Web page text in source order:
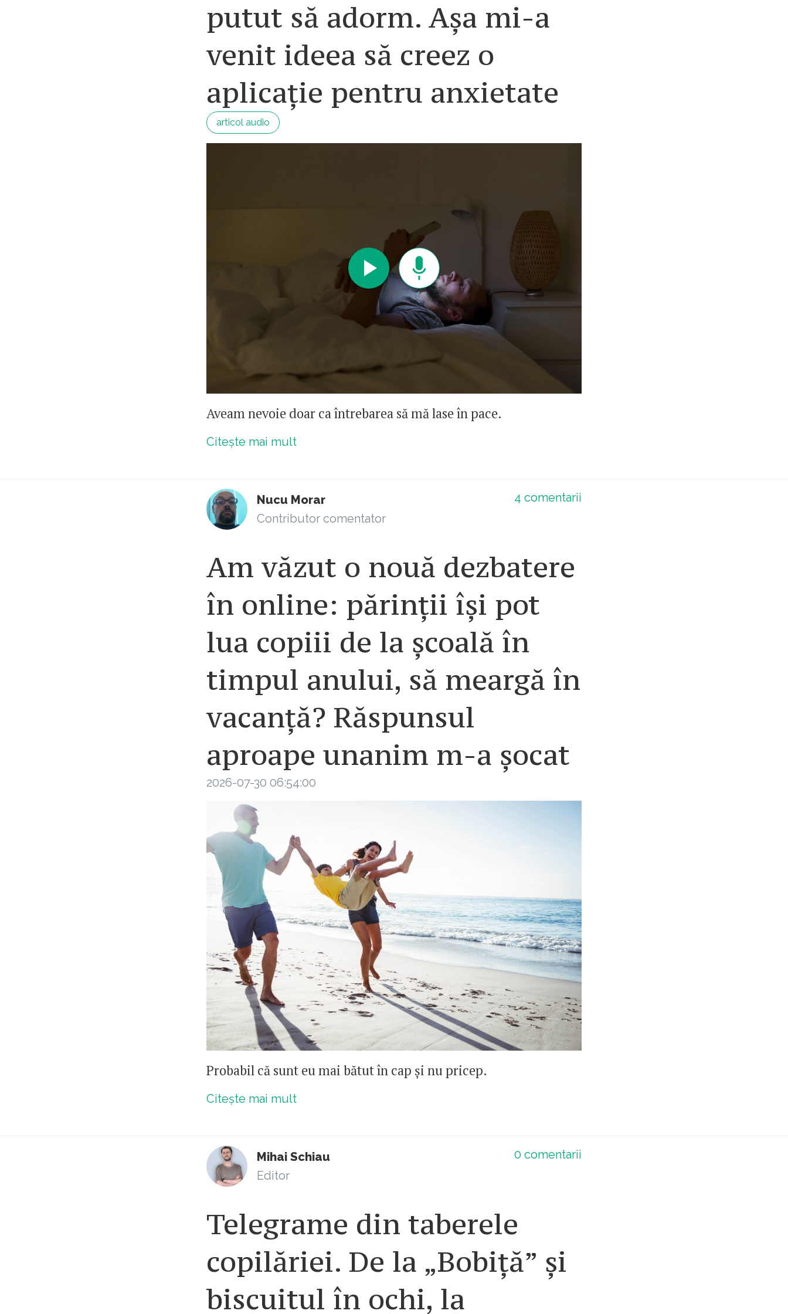
putut să adorm. Așa mi-a
venit ideea să creez o
aplicație pentru anxietate
articol audio
Aveam nevoie doar ca întrebarea să mă lase în pace.
Citește mai mult
Nucu Morar
Contributor comentator
4 comentarii
Am văzut o nouă dezbatere
în online: părinții își pot
lua copiii de la școală în
timpul anului, să meargă în
vacanță? Răspunsul
aproape unanim m-a șocat
2026-07-30 06:54:00
Probabil că sunt eu mai bătut în cap și nu pricep.
Citește mai mult
Mihai Schiau
Editor
0 comentarii
Telegrame din taberele
copilăriei. De la „Bobiță” și
biscuitul în ochi, la